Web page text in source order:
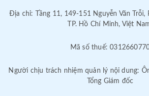
Địa chỉ: Tầng 11, 149-151 Nguyễn Văn Trỗi,
TP. Hồ Chí Minh, Việt
Mã số thuế:
Người chịu trách nhiệm quản lý nội dung:
Tổng Giám đốc